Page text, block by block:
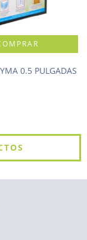
0.5 PULGADAS